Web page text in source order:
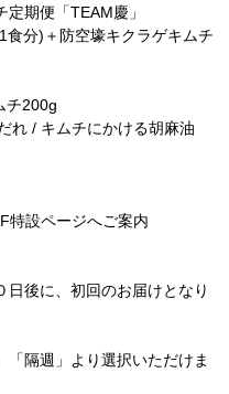
定期便「TEAM慶」
)＋防空壕キクラゲキムチ
200g
れ / キムチにかける胡麻油
特設ページへご案内
日後に
、初回のお届けとなり
隔週」より選択いただけま